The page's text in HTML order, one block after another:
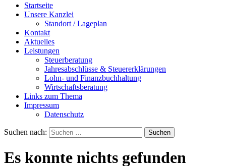
Startseite
Unsere Kanzlei
Standort / Lageplan
Kontakt
Aktuelles
Leistungen
Steuerberatung
Jahresabschlüsse & Steuererklärungen
Lohn- und Finanzbuchhaltung
Wirtschaftsberatung
Links zum Thema
Impressum
Datenschutz
Suchen nach:
Es konnte nichts gefunden